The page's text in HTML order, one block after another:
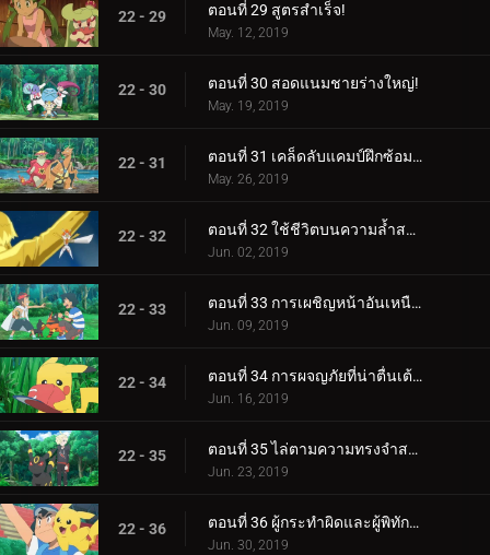
22 - 29 ตอนที่ 29 สูตรสำเร็จ!
May. 12, 2019
22 - 30 ตอนที่ 30 สอดแนมชายร่างใหญ่!
May. 19, 2019
22 - 31 ตอนที่ 31 เคล็ดลับแคมป์ฝึกซ้อมสุดร้อนแรง!
May. 26, 2019
22 - 32 ตอนที่ 32 ใช้ชีวิตบนความล้ำสมัย!
Jun. 02, 2019
22 - 33 ตอนที่ 33 การเผชิญหน้าอันเหนือกาลเวลา!
Jun. 09, 2019
22 - 34 ตอนที่ 34 การผจญภัยที่น่าตื่นเต้นของปิกาจู!
Jun. 16, 2019
22 - 35 ตอนที่ 35 ไล่ตามความทรงจำสร้างความฝัน!
Jun. 23, 2019
22 - 36 ตอนที่ 36 ผู้กระทำผิดและผู้พิทักษ์ลีก!
Jun. 30, 2019